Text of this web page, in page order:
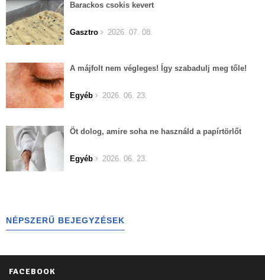
Barackos csokis kevert
Gasztro 2026. 07. 08.
A májfolt nem végleges! Így szabadulj meg tőle!
Egyéb 2026. 06. 23.
Öt dolog, amire soha ne használd a papírtörlőt
Egyéb 2026. 06. 23.
NÉPSZERŰ BEJEGYZÉSEK
FACEBOOK